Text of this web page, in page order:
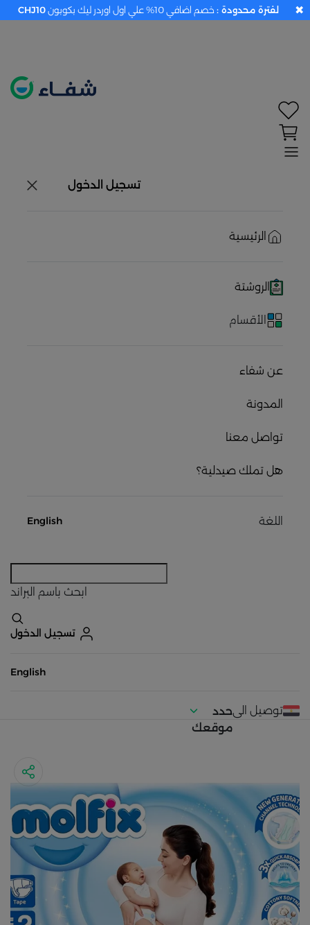
تسجيل الدخول
الرئيسية
الروشتة
الأقسام
عن شفاء
المدونة
تواصل معنا
هل تملك صيدلية؟
اللغة English
ابحث باسم البراند
تسجيل الدخول
English
توصيل الىحدد
موقعك
لفترة محدودة : خصم اضافي 10% علي اول اوردر ليك بكوبون CHJ10 ✖